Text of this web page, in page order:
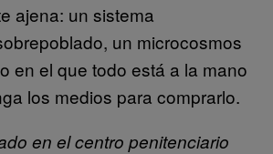
ajena: un sistema
un microcosmos
en el que todo está a la mano
los medios para comprarlo.
en el centro penitenciario